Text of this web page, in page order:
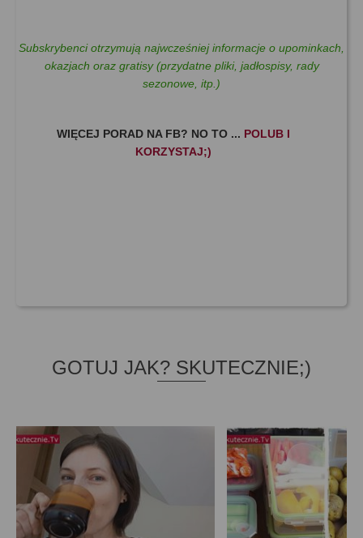
Subskrybenci otrzymują najwcześniej informacje o upominkach,
okazjach oraz gratisy (przydatne pliki, jadłospisy, rady
sezonowe, itp.)
WIĘCEJ PORAD NA FB? NO TO ... POLUB I
KORZYSTAJ;)
GOTUJ JAK? SKUTECZNIE;)